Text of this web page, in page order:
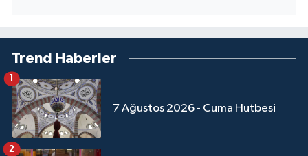
Trend Haberler
7 Ağustos 2026 - Cuma Hutbesi
1
2